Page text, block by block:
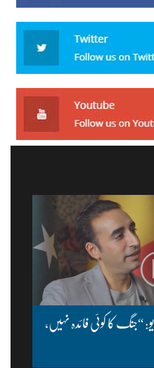
“جنگ کا کوئی فائدہ نہیں،